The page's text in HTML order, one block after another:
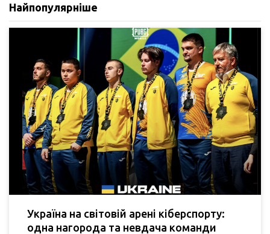
Найпопулярніше
Україна на світовій арені кіберспорту:
одна нагорода та невдача команди